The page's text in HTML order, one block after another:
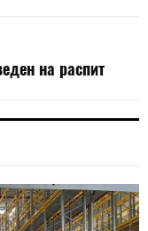
на распит